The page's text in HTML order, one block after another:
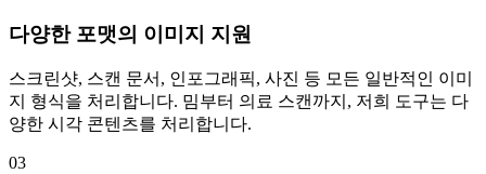
다양한 포맷의 이미지 지원
스크린샷, 스캔 문서, 인포그래픽, 사진 등 모든 일반적인 이미
지 형식을 처리합니다. 밈부터 의료 스캔까지, 저희 도구는 다
양한 시각 콘텐츠를 처리합니다.
03